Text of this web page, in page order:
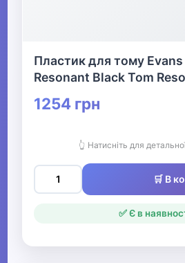
Пластик для тому Evans
Resonant Black Tom Reso
1254 грн
👆 Натисніть для
🛒 В
✅ Є в